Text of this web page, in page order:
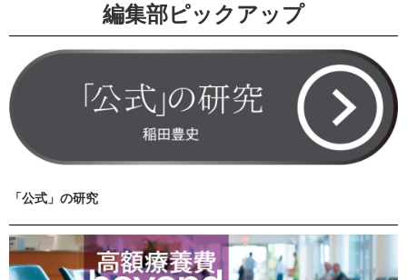
編集部ピックアップ
「公式」の研究